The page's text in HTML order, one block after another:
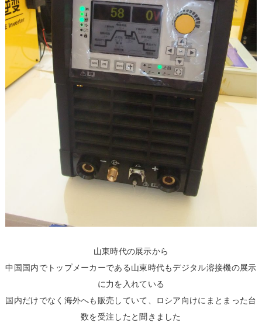
山東時代の展示から
中国国内でトップメーカーである山東時代もデジタル溶接機の展示
に力を入れている
国内だけでなく海外へも販売していて、ロシア向けにまとまった台
数を受注したと聞きました